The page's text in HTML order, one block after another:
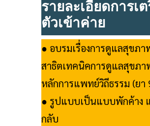
รายละเอียดการเ
ตัวเข้าค่าย
● อบรมเรื่องการดูแลสุขภ
สาธิตเทคนิคการดูแลสุขภา
หลักการแพทย์วิถีธรรม (ยา
● รูปแบบเป็นแบบพักค้าง
กลับ